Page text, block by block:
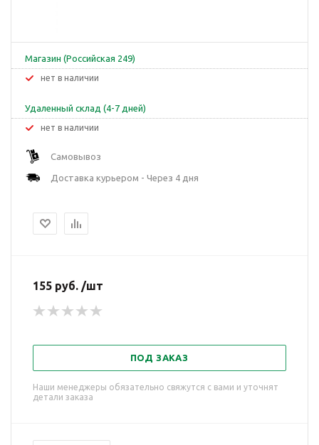
Магазин (Российская 249)
Нет в наличии
Удаленный склад (4-7 дней)
Нет в наличии
Самовывоз
Доставка курьером - Через 4 дня
155 руб. /шт
ПОД ЗАКАЗ
Наши менеджеры обязательно свяжутся с вами и уточнят
детали заказа